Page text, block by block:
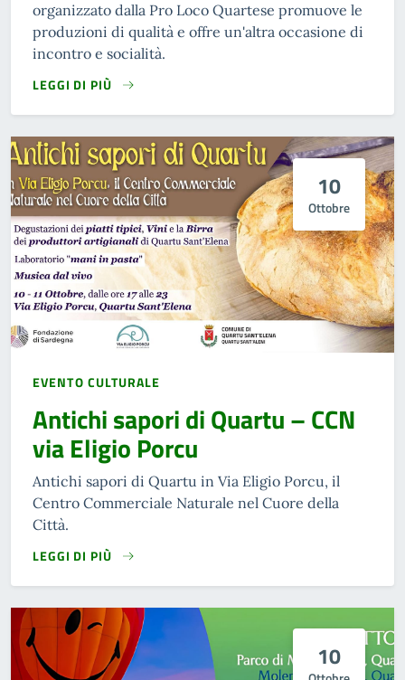
organizzato dalla Pro Loco Quartese promuove le
produzioni di qualità e offre un'altra occasione di
incontro e socialità.
LEGGI DI PIÙ
10
Ottobre
EVENTO CULTURALE
Antichi sapori di Quartu – CCN
via Eligio Porcu
Antichi sapori di Quartu in Via Eligio Porcu, il
Centro Commerciale Naturale nel Cuore della
Città.
LEGGI DI PIÙ
10